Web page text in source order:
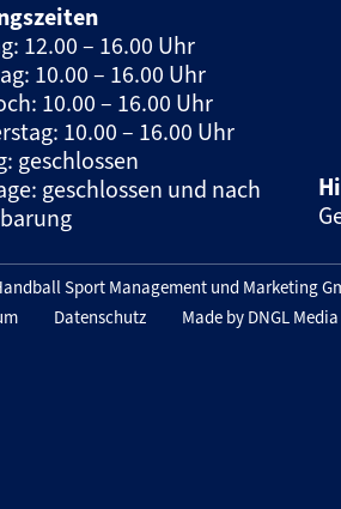
12.00 – 16.00 Uhr
10.00 – 16.00 Uhr
10.00 – 16.00 Uhr
10.00 – 16.00 Uhr
geschlossen
geschlossen und nach
Sport Management und Marketing
Datenschutz Made by DNGL Media